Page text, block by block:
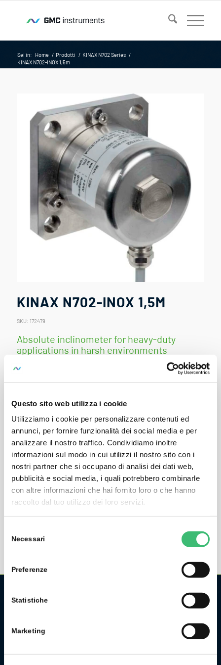
Questo sito web utilizza i cookie
Utilizziamo i cookie per personalizzare contenuti ed
annunci, per fornire funzionalità dei social media e per
analizzare il nostro traffico. Condividiamo inoltre
informazioni sul modo in cui utilizzi il nostro sito con i
nostri partner che si occupano di analisi dei dati web,
pubblicità e social media, i quali potrebbero combinarle
con altre informazioni che hai fornito loro o che hanno
raccolto dal tuo utilizzo dei loro servizi.
delNecessari
Preferenze
Statistiche
Marketing
Sei in: Home / Prodotti / KINAX N702 Series /
KINAX N702-INOX 1,5m
KINAX N702-INOX 1,5M
SKU: 172479
Absolute inclinometer for heavy-duty
applications in harsh environments
KINAX N702-INOX Inclination transmitter with oil-
Rugged, field-ready inclinometer
316Ti, 1.4571) with IP68 and IP69K protection ratings
Resistant to aggressive media such as seawater and
cleaning agents
Withstands high mechanical stresses
Free parameterization via the control cable
La GMC Instruments Italia è la filiale italiana del gruppo
tedesco/svizzero
, ed opera nel